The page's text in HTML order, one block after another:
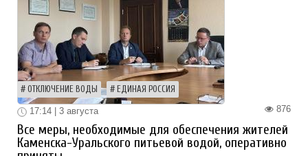
ОТКЛЮЧЕНИЕ ВОДЫ ЕДИНАЯ РОССИЯ
876
17:14 | 3 августа
Все меры, необходимые для обеспечения жителей
Каменска-Уральского питьевой водой, оперативно